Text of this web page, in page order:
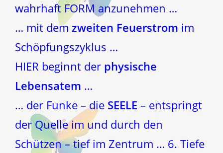
wahrhaft FORM anzunehmen …
… mit dem zweiten Feuerstrom im
Schöpfungszyklus …
HIER beginnt der physische
Lebensatem …
… der Funke – die SEELE – entspringt
der Quelle im und durch den
Schützen – tief im Zentrum … 6. Tiefe